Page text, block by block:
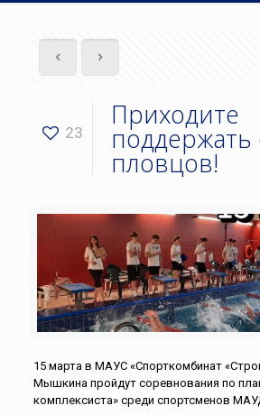
23
Приходите
поддержать
пловцов!
15 марта в МАУС «Спорткомбинат
Мышкина пройдут соревнования по
комплексиста» среди спортсменов